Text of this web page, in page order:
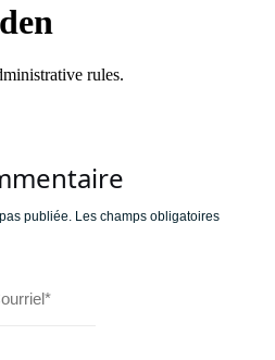
publiée. Les champs obligatoires